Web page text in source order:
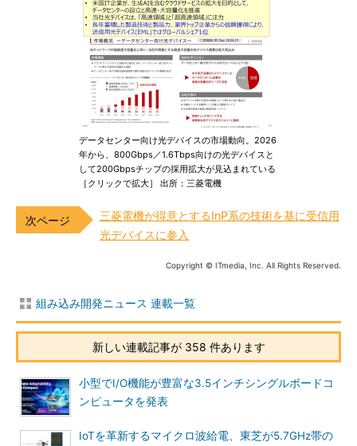
データセンター向け光デバイスの市場動向。2026
年から、800Gbps／1.6Tbps向けの光デバイスと
して200Gbpsチップの採用拡大が見込まれている
［クリックで拡大］ 出所：三菱電機
三菱電機が得意とするInP系の技術を基に受信用
光デバイスに参入
Copyright © ITmedia, Inc. All Rights Reserved.
組み込み開発ニュース 連載一覧
新しい連載記事が 358 件あります
小型でI/O機能が豊富な3.5インチシングルボードコ
ンピュータを発表
IoTを革新するマイクロ波給電、東芝が5.7GHz帯の